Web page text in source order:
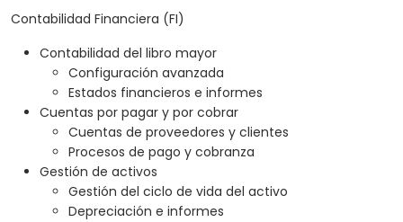
Contabilidad Financiera (FI)
Contabilidad del libro mayor
Configuración avanzada
Estados financieros e informes
Cuentas por pagar y por cobrar
Cuentas de proveedores y clientes
Procesos de pago y cobranza
Gestión de activos
Gestión del ciclo de vida del activo
Depreciación e informes